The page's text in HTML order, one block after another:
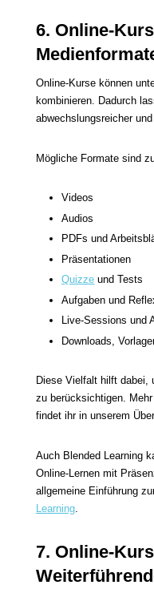
6. Online-
Online-Kurse können
kombinieren. Dadurch
abwechslungsreicher
Mögliche Formate sind
Videos
Audios
PDFs und
Präsentationen
Quizze und Tests
Aufgaben und
Live-Sessions und
Downloads,
Diese Vielfalt hilft dabei,
zu berücksichtigen.
findet ihr in unserem
Auch Blended Learning
Online-Lernen mit
allgemeine Einführung
Learning.
7. Online-